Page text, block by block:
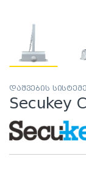
დაშვების
Secukey